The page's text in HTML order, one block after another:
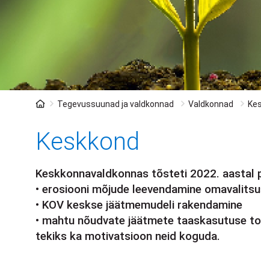
Leivapuru
Tegevussuunad ja valdkonnad Valdkonnad
Keskkond
Keskkonnavaldkonnas tõsteti 2022.
• erosiooni mõjude leevendamine
• KOV keskse jäätmemudeli rakendamine
• mahtu nõudvate jäätmete taaskasutuse
tekiks ka motivatsioon neid koguda.